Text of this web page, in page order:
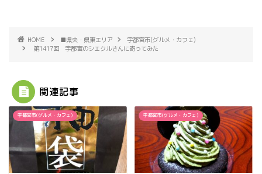
HOME ■県央・県東エリア
宇都宮市(グルメ・カフェ)
第1417回 宇都宮のシエクルさんに寄ってみた
関連記事
宇都宮市(グルメ・カフェ) 宇都宮市(グルメ・カフェ)